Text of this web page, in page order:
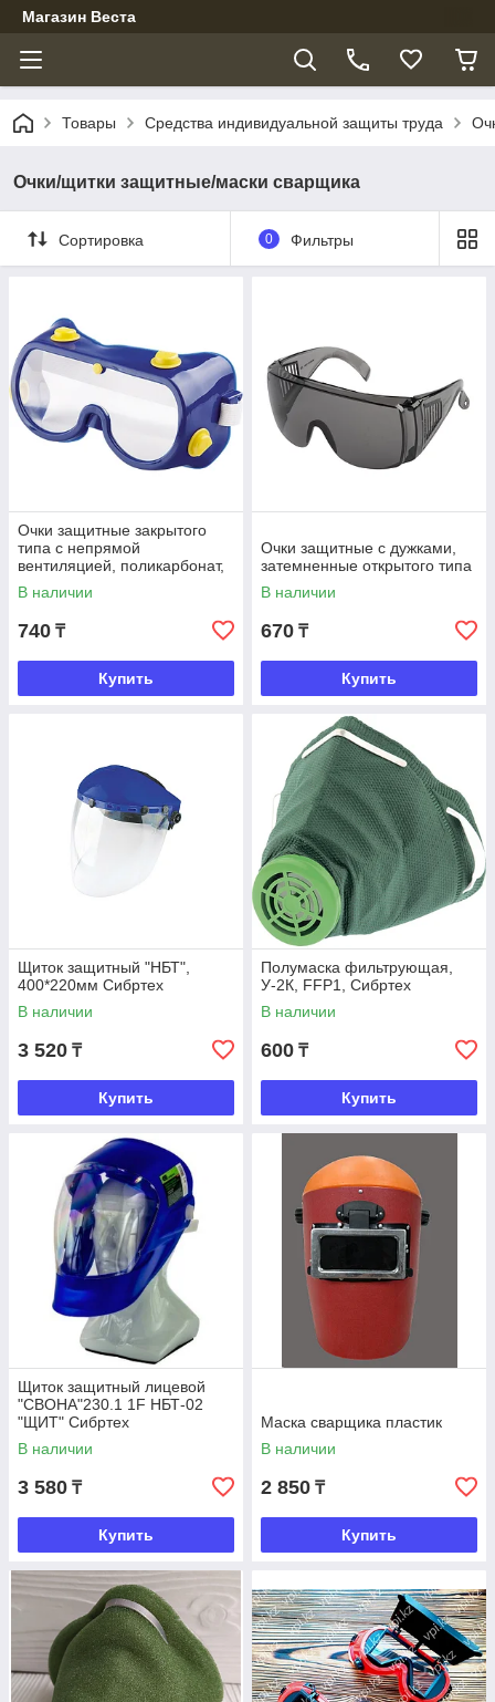
Магазин Веста
Товары Средства индивидуальной защиты труда
Очки/щитки защитные/маски сварщика
Сортировка 0 Фильтры
Очки защитные закрытого
типа с непрямой
вентиляцией, поликарбонат,
Сибртех
В наличии
740 ₸
Купить
Очки защитные с дужками,
затемненные открытого типа
В наличии
670 ₸
Купить
Щиток защитный "НБТ",
400*220мм Сибртех
В наличии
3 520 ₸
Купить
Полумаска фильтрующая,
У-2К, FFP1, Сибртех
В наличии
600 ₸
Купить
Щиток защитный лицевой
"СВОНА"230.1 1F НБТ-02
"ЩИТ" Сибртех
В наличии
3 580 ₸
Купить
Маска сварщика пластик
В наличии
2 850 ₸
Купить